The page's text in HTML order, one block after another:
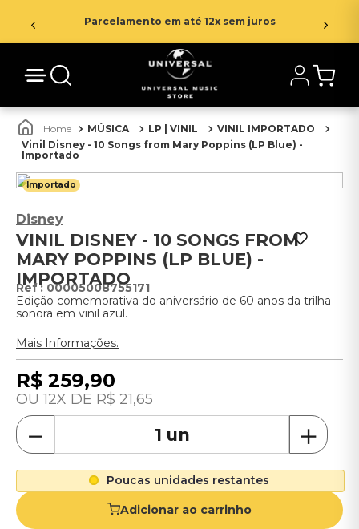
Parcelamento em até 12x sem juros
MÚSICA LP | VINIL
VINIL IMPORTADO
Vinil Disney - 10 Songs from Mary Poppins (LP Blue) -
Importado
Importado
Disney
VINIL DISNEY - 10 SONGS FROM
MARY POPPINS (LP BLUE) -
IMPORTADO
: 00005008755171
Edição comemorativa do aniversário de 60 anos da trilha
sonora em vinil azul.
Mais Informações.
R$ 259,90
12 R$ 21,65
＋
－
Poucas unidades restantes
Adicionar ao carrinho